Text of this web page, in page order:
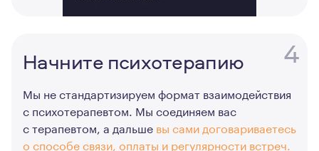
4
Начните психотерапию
Мы не стандартизируем формат взаимодействия
с психотерапевтом. Мы соединяем вас
с терапевтом, а дальше вы сами договариваетесь
о способе связи, оплаты и регулярности встреч.